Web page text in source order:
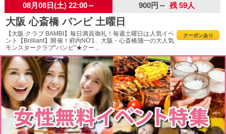
08月08日(土) 22:00～ 900円～ 残 59人
大阪 心斎橋 バンビ 土曜日
クーポンあり
【大阪 クラブ BAMBI】毎日満員御礼！毎週土曜日は人気イベ
ント【Brilliant】開催！府内NO'1、大阪・心斎橋随一の大人気
モンスタークラブ“バンビ”★クー...